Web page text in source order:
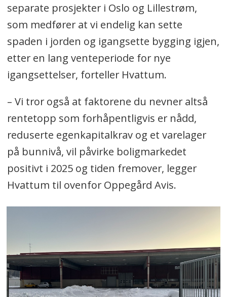
separate prosjekter i Oslo og Lillestrøm,
som medfører at vi endelig kan sette
spaden i jorden og igangsette bygging igjen,
etter en lang venteperiode for nye
igangsettelser, forteller Hvattum.
– Vi tror også at faktorene du nevner altså
rentetopp som forhåpentligvis er nådd,
reduserte egenkapitalkrav og et varelager
på bunnivå, vil påvirke boligmarkedet
positivt i 2025 og tiden fremover, legger
Hvattum til ovenfor Oppegård Avis.